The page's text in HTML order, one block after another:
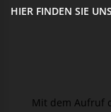
HIER FINDEN SIE UNS
Mit dem Aufruf